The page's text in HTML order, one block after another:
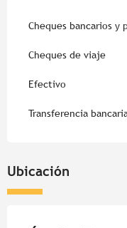
Cheques bancarios y
Cheques de viaje
Efectivo
Transferencia
Ubicación